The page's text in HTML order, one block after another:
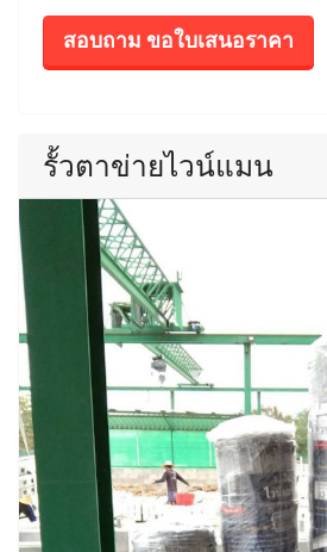
สอบถาม ขอใบเสนอราคา
รั้วตาข่ายไวน์แมน